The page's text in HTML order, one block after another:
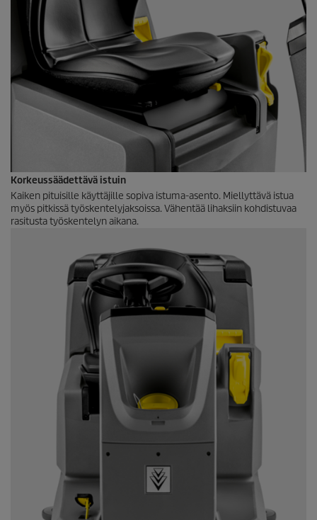
Korkeussäädettävä istuin
Kaiken pituisille käyttäjille sopiva istuma-asento. Miellyttävä istua
myös pitkissä työskentelyjaksoissa. Vähentää lihaksiin kohdistuvaa
rasitusta työskentelyn aikana.